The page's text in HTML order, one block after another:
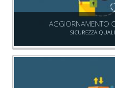
AGGIORNAMENTO
SICUREZZA